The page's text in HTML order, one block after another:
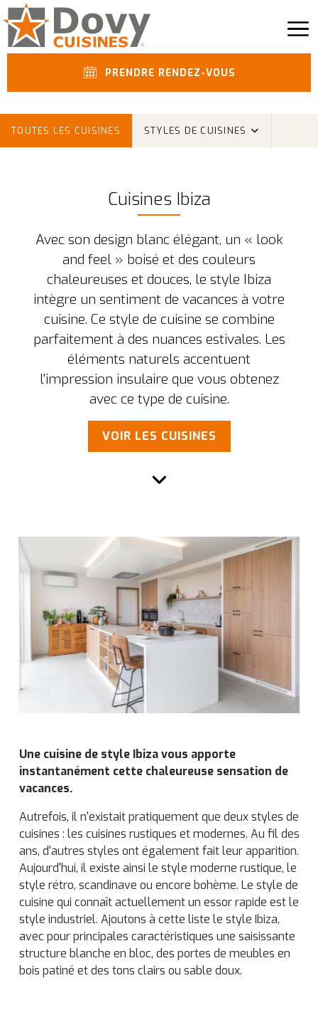
PRENDRE RENDEZ-VOUS
TOUTES LES CUISINES STYLES DE CUISINES
Cuisines Ibiza
Avec son design blanc élégant, un « look
and feel » boisé et des couleurs
chaleureuses et douces, le style Ibiza
intègre un sentiment de vacances à votre
cuisine. Ce style de cuisine se combine
parfaitement à des nuances estivales. Les
éléments naturels accentuent
l'impression insulaire que vous obtenez
avec ce type de cuisine.
VOIR LES CUISINES
Une cuisine de style Ibiza vous apporte
instantanément cette chaleureuse sensation de
vacances.
Autrefois, il n'existait pratiquement que deux styles de
cuisines : les cuisines rustiques et modernes. Au fil des
ans, d'autres styles ont également fait leur apparition.
Aujourd'hui, il existe ainsi le style moderne rustique, le
style rétro, scandinave ou encore bohème. Le style de
cuisine qui connaît actuellement un essor rapide est le
style industriel. Ajoutons à cette liste le style Ibiza,
avec pour principales caractéristiques une saisissante
structure blanche en bloc, des portes de meubles en
bois patiné et des tons clairs ou sable doux.